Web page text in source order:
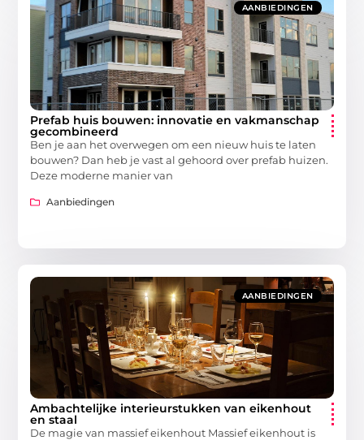
AANBIEDINGEN
Prefab huis bouwen: innovatie en vakmanschap
gecombineerd
Ben je aan het overwegen om een nieuw huis te laten
bouwen? Dan heb je vast al gehoord over prefab huizen.
Deze moderne manier van
Aanbiedingen
AANBIEDINGEN
Ambachtelijke interieurstukken van eikenhout
en staal
De magie van massief eikenhout Massief eikenhout is